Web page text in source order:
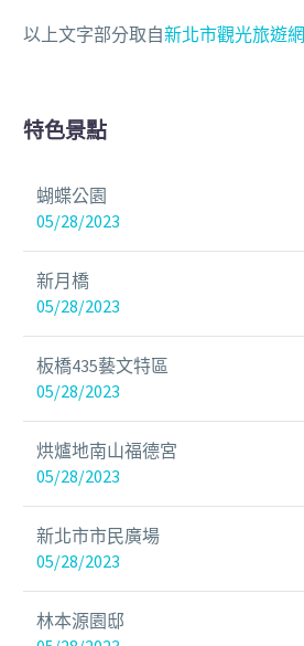
以上文字部分取自新北市觀光旅遊網
特色景點
蝴蝶公園
05/28/2023
新月橋
05/28/2023
板橋435藝文特區
05/28/2023
烘爐地南山福德宮
05/28/2023
新北市市民廣場
05/28/2023
林本源園邸